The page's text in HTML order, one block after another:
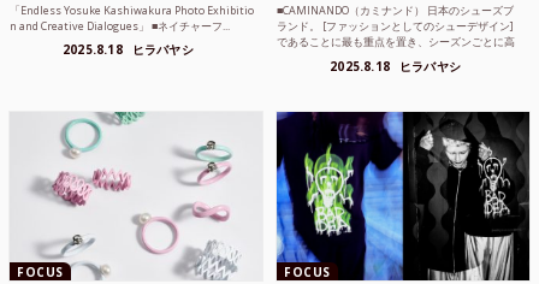
「Endless Yosuke Kashiwakura Photo Exhibitio
n and Creative Dialogues」 ■ネイチャーフ...
2025.8.18 ヒラバヤシ
■CAMINANDO（カミナンド） 日本のシューズブ
ランド。 [ファッションとしてのシューデザイン]
であることに最も重点を置き、シーズンごとに高
2025.8.18 ヒラバヤシ
FOCUS FOCUS